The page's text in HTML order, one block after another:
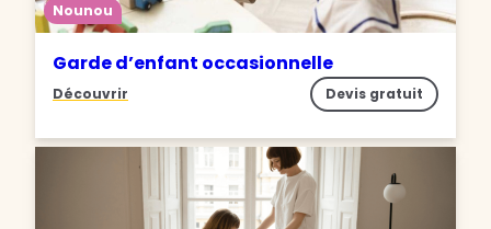
Nounou
Garde d’enfant occasionnelle
Découvrir Devis gratuit